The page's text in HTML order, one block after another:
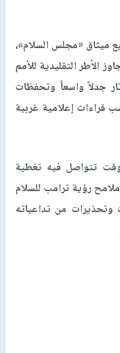
ميثاق «مجلس السلام»،
الأطر التقليدية للأمم
جدلاً واسعاً وتحفظات
قراءات إعلامية غربية
وقت تتواصل فيه تغطية
رؤية ترامب للسلام
وتحذيرات من تداعياته